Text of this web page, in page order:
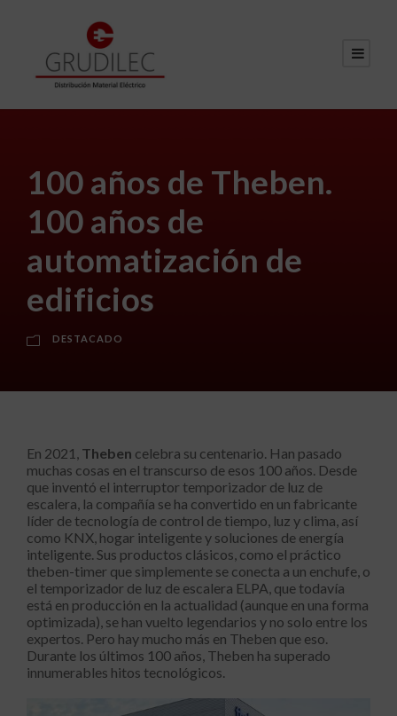
100 años de Theben.
100 años de
automatización de
edificios
DESTACADO
En 2021, Theben celebra su centenario. Han pasado
muchas cosas en el transcurso de esos 100 años. Desde
que inventó el interruptor temporizador de luz de
escalera, la compañía se ha convertido en un fabricante
líder de tecnología de control de tiempo, luz y clima, así
como KNX, hogar inteligente y soluciones de energía
inteligente. Sus productos clásicos, como el práctico
theben-timer que simplemente se conecta a un enchufe, o
el temporizador de luz de escalera ELPA, que todavía
está en producción en la actualidad (aunque en una forma
optimizada), se han vuelto legendarios y no solo entre los
expertos. Pero hay mucho más en Theben que eso.
Durante los últimos 100 años, Theben ha superado
innumerables hitos tecnológicos.